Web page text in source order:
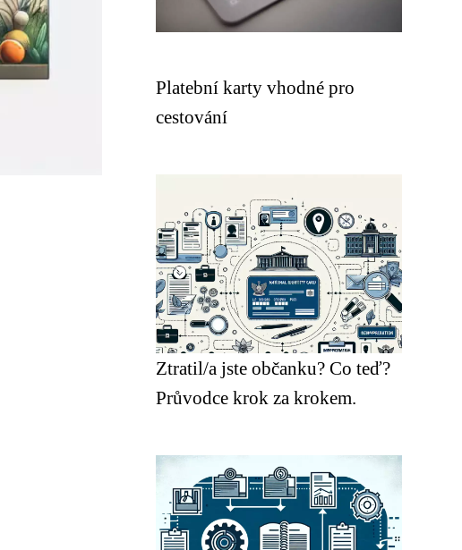
Platební karty vhodné pro
cestování
Ztratil/a jste občanku? Co teď?
Průvodce krok za krokem.